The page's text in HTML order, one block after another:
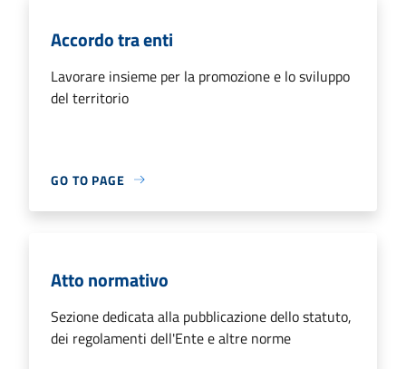
Accordo tra enti
Lavorare insieme per la promozione e lo sviluppo
del territorio
GO TO PAGE
Atto normativo
Sezione dedicata alla pubblicazione dello statuto,
dei regolamenti dell'Ente e altre norme